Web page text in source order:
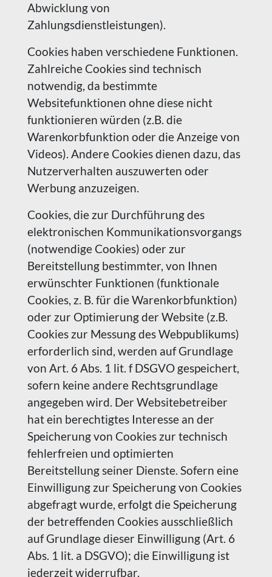
Abwicklung von
Zahlungsdienstleistungen).
Cookies haben verschiedene Funktionen.
Zahlreiche Cookies sind technisch
notwendig, da bestimmte
Websitefunktionen ohne diese nicht
funktionieren würden (z.B. die
Warenkorbfunktion oder die Anzeige von
Videos). Andere Cookies dienen dazu, das
Nutzerverhalten auszuwerten oder
Werbung anzuzeigen.
Cookies, die zur Durchführung des
elektronischen Kommunikationsvorgangs
(notwendige Cookies) oder zur
Bereitstellung bestimmter, von Ihnen
erwünschter Funktionen (funktionale
Cookies, z. B. für die Warenkorbfunktion)
oder zur Optimierung der Website (z.B.
Cookies zur Messung des Webpublikums)
erforderlich sind, werden auf Grundlage
von Art. 6 Abs. 1 lit. f DSGVO gespeichert,
sofern keine andere Rechtsgrundlage
angegeben wird. Der Websitebetreiber
hat ein berechtigtes Interesse an der
Speicherung von Cookies zur technisch
fehlerfreien und optimierten
Bereitstellung seiner Dienste. Sofern eine
Einwilligung zur Speicherung von Cookies
abgefragt wurde, erfolgt die Speicherung
der betreffenden Cookies ausschließlich
auf Grundlage dieser Einwilligung (Art. 6
Abs. 1 lit. a DSGVO); die Einwilligung ist
jederzeit widerrufbar.